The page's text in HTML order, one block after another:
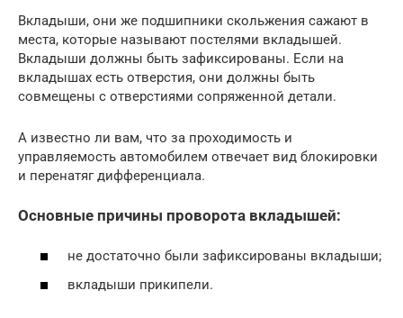
Вкладыши, они же подшипники скольжения сажают в
места, которые называют постелями вкладышей.
Вкладыши должны быть зафиксированы. Если на
вкладышах есть отверстия, они должны быть
совмещены с отверстиями сопряженной детали.
А известно ли вам, что за проходимость и
управляемость автомобилем отвечает вид блокировки
и перенатяг дифференциала.
Основные причины проворота вкладышей:
не достаточно были зафиксированы вкладыши;
вкладыши прикипели.